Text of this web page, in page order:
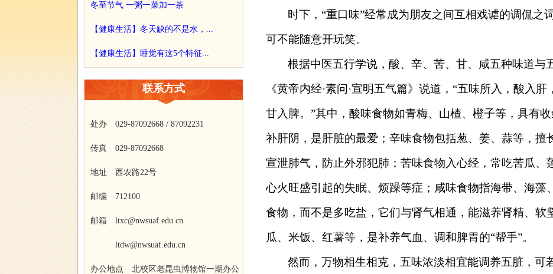
冬至节气 一粥一菜加一茶
【健康生活】冬天缺的不是水，...
【健康生活】睡觉有这5个特征...
联系方式
处办 029-87092668 / 87092231
传真 029-87092668
地址 西农路22号
邮编 712100
邮箱 ltxc@nwsuaf.edu.cn
ltdw@nwsuaf.edu.cn
办公地点 北校区老昆虫博物馆一期办公
时下，“重口味”经常成为朋友之间互相戏谑的调侃之
可不能随意开玩笑。
根据中医五行学说，酸、辛、苦、甘、咸五种味道与
《黄帝内经·素问·宣明五气篇》说道，“五味所入，酸入
甘入脾。”其中，酸味食物如青梅、山楂、橙子等，具有
补肝阴，是肝脏的最爱；辛味食物包括葱、姜、蒜等，擅
宣泄肺气，防止外邪犯肺；苦味食物入心经，常吃苦瓜、
心火旺盛引起的失眠、烦躁等症；咸味食物指海带、海藻
食物，而不是多吃盐，它们与肾气相通，能滋养肾精、软
瓜、米饭、红薯等，是补养气血、调和脾胃的“帮手”。
然而，万物相生相克，五味浓淡相宜能调养五脏，可